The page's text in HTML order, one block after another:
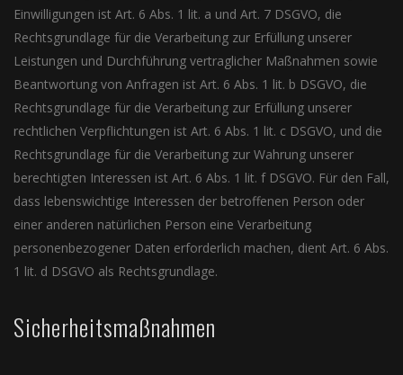
Einwilligungen ist Art. 6 Abs. 1 lit. a und Art. 7 DSGVO, die
Rechtsgrundlage für die Verarbeitung zur Erfüllung unserer
Leistungen und Durchführung vertraglicher Maßnahmen sowie
Beantwortung von Anfragen ist Art. 6 Abs. 1 lit. b DSGVO, die
Rechtsgrundlage für die Verarbeitung zur Erfüllung unserer
rechtlichen Verpflichtungen ist Art. 6 Abs. 1 lit. c DSGVO, und die
Rechtsgrundlage für die Verarbeitung zur Wahrung unserer
berechtigten Interessen ist Art. 6 Abs. 1 lit. f DSGVO. Für den Fall,
dass lebenswichtige Interessen der betroffenen Person oder
einer anderen natürlichen Person eine Verarbeitung
personenbezogener Daten erforderlich machen, dient Art. 6 Abs.
1 lit. d DSGVO als Rechtsgrundlage.
Sicherheitsmaßnahmen